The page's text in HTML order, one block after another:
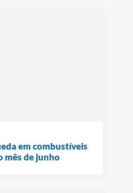
em combustíveis
mês de junho